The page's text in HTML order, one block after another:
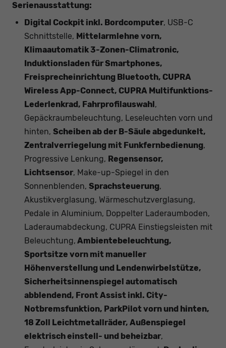
Serienausstattung:
Digital Cockpit inkl. Bordcomputer, USB-C
Schnittstelle, Mittelarmlehne vorn,
Klimaautomatik 3-Zonen-Climatronic,
Induktionsladen für Smartphones,
Freisprecheinrichtung Bluetooth, CUPRA
Wireless App-Connect, CUPRA Multifunktions-
Lederlenkrad, Fahrprofilauswahl ,
Gepäckraumbeleuchtung, Leseleuchten vorn und
hinten, Scheiben ab der B-Säule abgedunkelt,
Zentralverriegelung mit Funkfernbedienung,
Progressive Lenkung, Regensensor,
Lichtsensor, Make-up-Spiegel in den
Sonnenblenden, Sprachsteuerung,
Akustikverglasung, Wärmeschutzverglasung,
Pedale in Aluminium, Doppelter Laderaumboden,
Laderaumabdeckung, CUPRA Einstiegsleisten mit
Beleuchtung, Ambientebeleuchtung,
Sportsitze vorn mit manueller
Höhenverstellung und Lendenwirbelstütze,
Sicherheitsinnenspiegel automatisch
abblendend, Front Assist inkl. City-
Notbremsfunktion, ParkPilot vorn und hinten,
18 Zoll Leichtmetallräder, Außenspiegel
elektrisch einstell- und beheizbar,